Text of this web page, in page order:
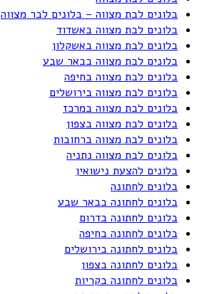
בלונים לבת מצווה – בלונים לבר מצווה
בלונים לבת מצווה באשדוד
בלונים לבת מצווה באשקלון
בלונים לבת מצווה בבאר שבע
בלונים לבת מצווה בחיפה
בלונים לבת מצווה בירושלים
בלונים לבת מצווה במרכז
בלונים לבת מצווה בצפון
בלונים לבת מצווה ברחובות
בלונים לבת מצווה נתניה
בלונים להצעת נישואין
בלונים לחתונה
בלונים לחתונה בבאר שבע
בלונים לחתונה בדרום
בלונים לחתונה בחיפה
בלונים לחתונה בירושלים
בלונים לחתונה בצפון
בלונים לחתונה בקריות